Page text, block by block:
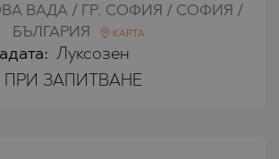
ВАДА / ГР. СОФИЯ / СОФИЯ /
БЪЛГАРИЯ
КАРТА
Луксозен
ПРИ ЗАПИТВАНЕ